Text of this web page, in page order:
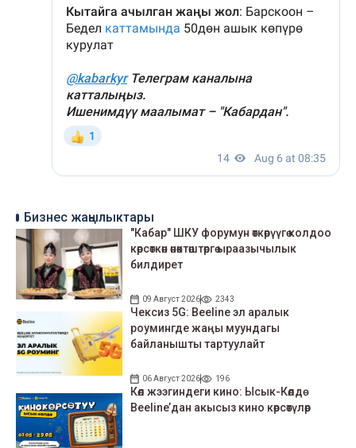
Бизнес жаңылыктары
"Кабар" ШКУ форумун өткөрүүгө колдоо
көрсөткөн өнөктөштөргө ыраазычылык
билдирет
09 Август 2026 2343
Чексиз 5G: Beeline эл аралык
роумингде жаңы муундагы
байланышты тартуулайт
06 Август 2026 196
Көл жээгиндеги кино: Ысык-Көлдө
Beeline’дан акысыз кино көрсөтүлөр